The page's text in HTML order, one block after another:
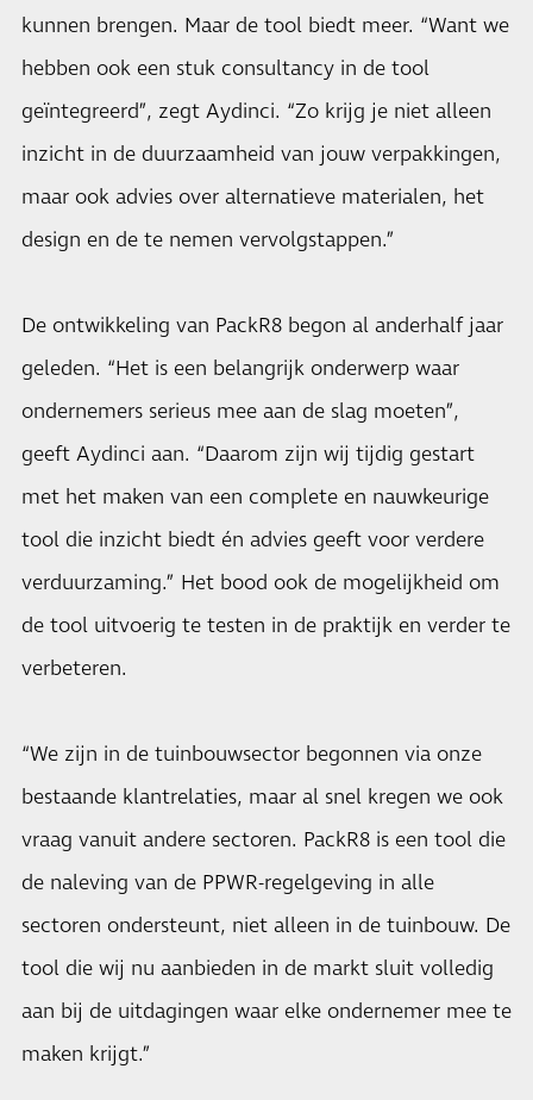
kunnen brengen. Maar de tool biedt meer. “Want we
hebben ook een stuk consultancy in de tool
geïntegreerd”, zegt Aydinci. “Zo krijg je niet alleen
inzicht in de duurzaamheid van jouw verpakkingen,
maar ook advies over alternatieve materialen, het
design en de te nemen vervolgstappen.”
De ontwikkeling van PackR8 begon al anderhalf jaar
geleden. “Het is een belangrijk onderwerp waar
ondernemers serieus mee aan de slag moeten”,
geeft Aydinci aan. “Daarom zijn wij tijdig gestart
met het maken van een complete en nauwkeurige
tool die inzicht biedt én advies geeft voor verdere
verduurzaming.” Het bood ook de mogelijkheid om
de tool uitvoerig te testen in de praktijk en verder te
verbeteren.
“We zijn in de tuinbouwsector begonnen via onze
bestaande klantrelaties, maar al snel kregen we ook
vraag vanuit andere sectoren. PackR8 is een tool die
de naleving van de PPWR-regelgeving in alle
sectoren ondersteunt, niet alleen in de tuinbouw. De
tool die wij nu aanbieden in de markt sluit volledig
aan bij de uitdagingen waar elke ondernemer mee te
maken krijgt.”